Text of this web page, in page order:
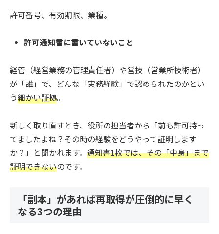
許可番号、有効期限、業種。
許可通知書に書いていないこと
経管（経営業務の管理責任者）や営技（営業所技術者）
が「誰」で、どんな「実務経験」で認められたのかとい
う細かい証拠。
新しく取り直すとき、役所の担当者から「前も許可持っ
てましたよね？その時の経験をどうやって証明します
か？」と聞かれます。 通知書1枚では、その「中身」まで
証明できないのです。
「副本」があれば再取得が圧倒的に早く
なる3つの理由